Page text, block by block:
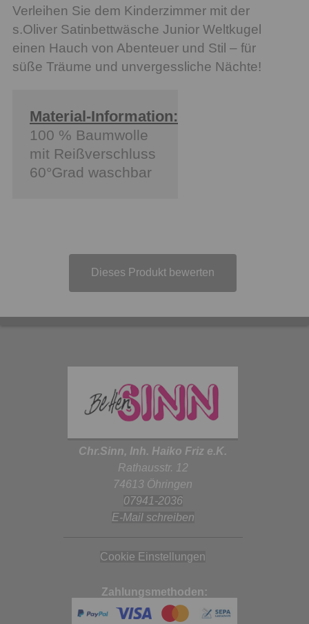
Verleihen Sie dem Kinderzimmer mit der
s.Oliver Satinbettwäsche Junior Weltkugel
einen Hauch von Abenteuer und Stil – für
süße Träume und unvergessliche Nächte!
Material-Information:
100 % Baumwolle
mit Reißverschluss
60°Grad waschbar
Dieses Produkt bewerten
Chr.Sinn, Inh. Haiko Friz e.K.
Rathausstr. 12
74613 Öhringen
07941-2036
E-Mail schreiben
Cookie Einstellungen
Zahlungsmethoden: